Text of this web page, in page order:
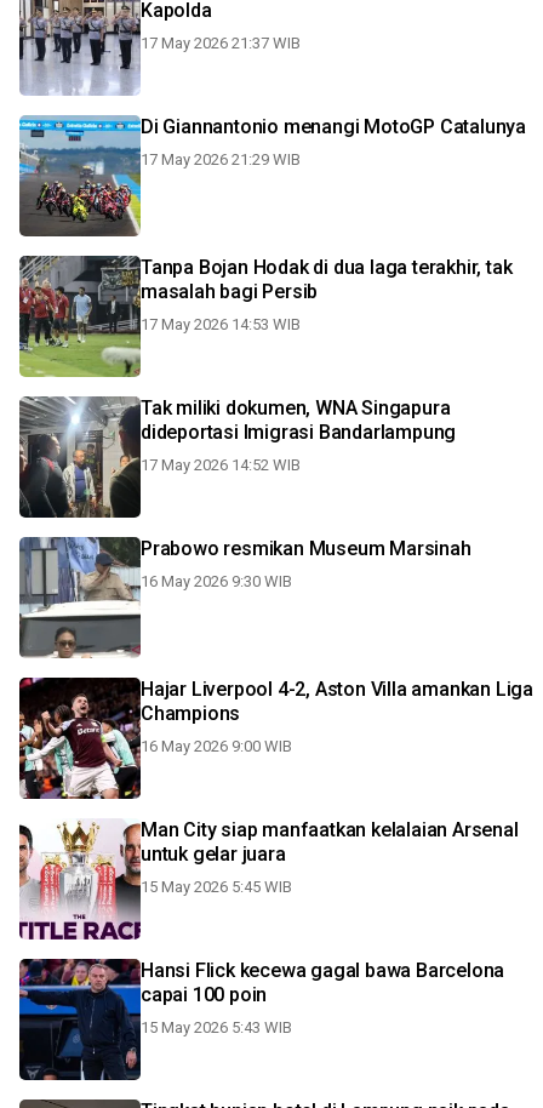
Kapolda
17 May 2026 21:37 WIB
Di Giannantonio menangi MotoGP Catalunya
17 May 2026 21:29 WIB
Tanpa Bojan Hodak di dua laga terakhir, tak
masalah bagi Persib
17 May 2026 14:53 WIB
Tak miliki dokumen, WNA Singapura
dideportasi Imigrasi Bandarlampung
17 May 2026 14:52 WIB
Prabowo resmikan Museum Marsinah
16 May 2026 9:30 WIB
Hajar Liverpool 4-2, Aston Villa amankan Liga
Champions
16 May 2026 9:00 WIB
Man City siap manfaatkan kelalaian Arsenal
untuk gelar juara
15 May 2026 5:45 WIB
Hansi Flick kecewa gagal bawa Barcelona
capai 100 poin
15 May 2026 5:43 WIB